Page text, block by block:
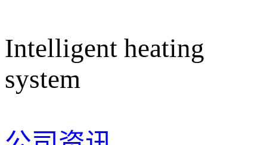
Intelligent heating
system